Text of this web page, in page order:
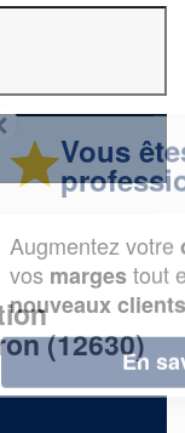
(12630)
?
d'affaireset
de
plus